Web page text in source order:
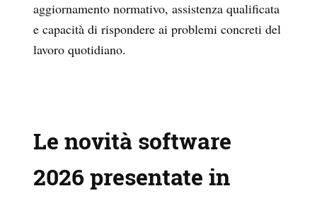
aggiornamento normativo, assistenza qualificata
e capacità di rispondere ai problemi concreti del
lavoro quotidiano.
Le novità software
2026 presentate in